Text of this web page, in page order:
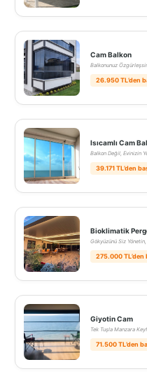
Cam Balkon
Balkonunuz
26.950 TL’den
Isıcamlı Cam
Balkon Değil, Evinizin
39.171 TL’den
Bioklimatik
Gökyüzünü Siz Yönetin,
275.000 TL’den
Giyotin Cam
Tek Tuşla Manzara
71.500 TL’den